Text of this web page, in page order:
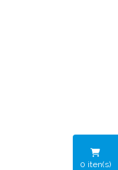
0 iten(s)